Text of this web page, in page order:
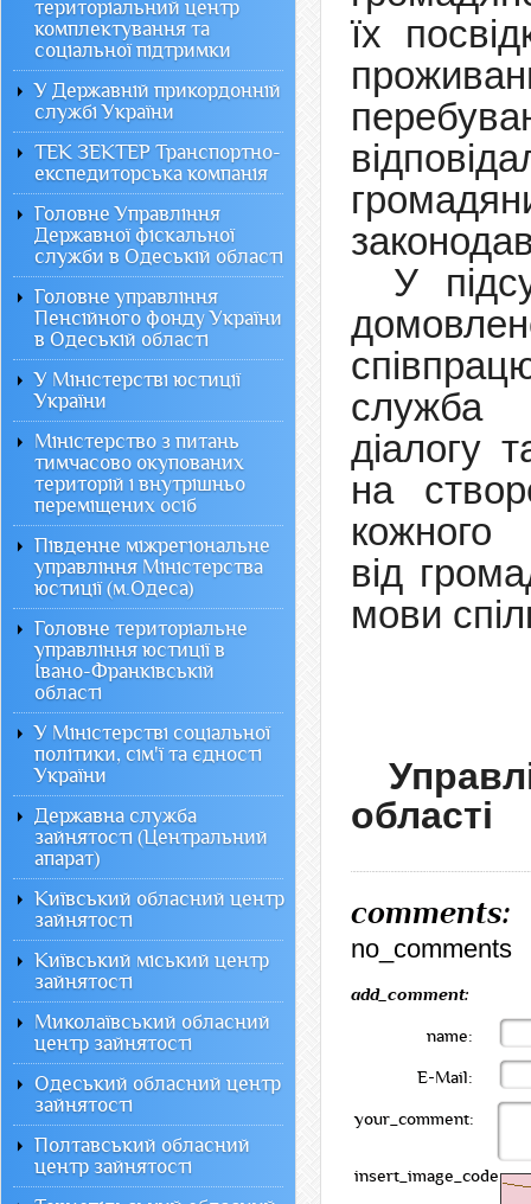
їх
п
У
служба
діалогу
на
від
мови
області
comments:
no_comments
add_comment:
name:
E-Mail:
your_comment:
insert_image_code:
територіальний центр
комплектування та
соціальної підтримки
У Державній прикордонній
службі України
ТЕК ЗЕКТЕР Транспортно-
експедиторська компанія
Головне Управління
Державної фіскальної
служби в Одеській області
Головне управління
Пенсійного фонду України
в Одеській області
У Міністерстві юстиції
України
Міністерство з питань
тимчасово окупованих
територій і внутрішньо
переміщених осіб
Південне міжрегіональне
управління Міністерства
юстиції (м.Одеса)
Головне територіальне
управління юстиції в
Івано-Франківській
області
У Міністерстві соціальної
політики, сім'ї та єдності
України
Державна служба
зайнятості (Центральний
апарат)
Київський обласний центр
зайнятості
Київський міський центр
зайнятості
Миколаївський обласний
центр зайнятості
Одеський обласний центр
зайнятості
Полтавський обласний
центр зайнятості